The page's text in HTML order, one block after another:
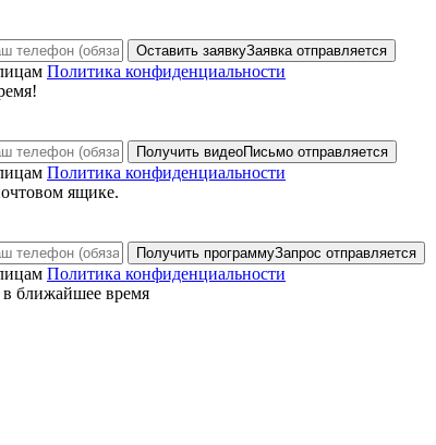
Оставить заявкуЗаявка отправляется
Политика конфиденциальности
Получить видеоПисьмо отправляется
Политика конфиденциальности
ящике.
Получить программуЗапрос отправляется
Политика конфиденциальности
ближайшее время